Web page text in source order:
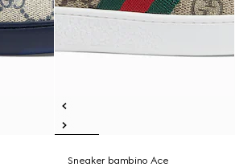
Sneaker bambino Ace